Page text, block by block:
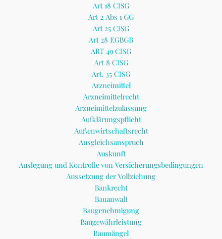
Art 18 CISG
Art 2 Abs 1 GG
Art 25 CISG
Art 28 EGBGB
ART 49 CISG
Art 8 CISG
Art. 35 CISG
Arzneimittel
Arzneimittelrecht
Arzneimittelzulassung
Aufklärungspflicht
Außenwirtschaftsrecht
Ausgleichsanspruch
Auskunft
Auslegung und Kontrolle von Versicherungsbedingungen
Aussetzung der Vollziehung
Bankrecht
Bauanwalt
Baugenehmigung
Baugewährleistung
Baumängel